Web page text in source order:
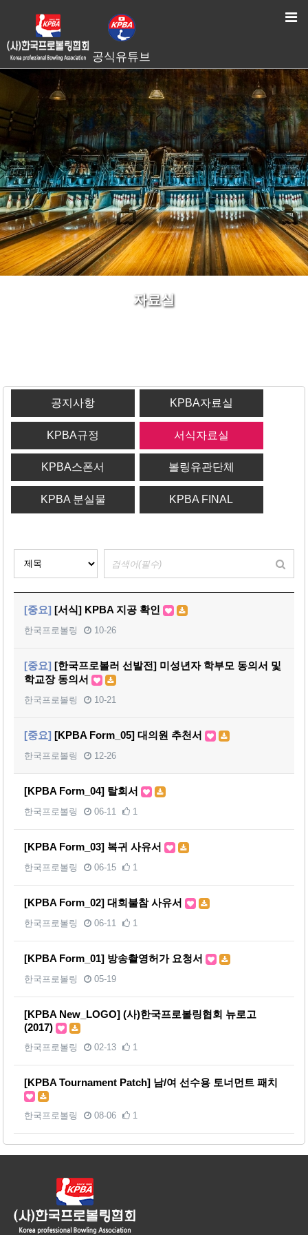
공식유튜브
자료실
공지사항 KPBA자료실
KPBA규정 서식자료실
KPBA스폰서 볼링유관단체
KPBA 분실물 KPBA FINAL
[중요] [서식] KPBA 지공 확인
한국프로볼링 10-26
[중요] [한국프로볼러 선발전] 미성년자 학부모 동의서 및
학교장 동의서
한국프로볼링 10-21
[중요] [KPBA Form_05] 대의원 추천서
한국프로볼링 12-26
[KPBA Form_04] 탈회서
한국프로볼링 06-11 1
[KPBA Form_03] 복귀 사유서
한국프로볼링 06-15 1
[KPBA Form_02] 대회불참 사유서
한국프로볼링 06-11 1
[KPBA Form_01] 방송촬영허가 요청서
한국프로볼링 05-19
[KPBA New_LOGO] (사)한국프로볼링협회 뉴로고
(2017)
한국프로볼링 02-13 1
[KPBA Tournament Patch] 남/여 선수용 토너먼트 패치
한국프로볼링 08-06 1